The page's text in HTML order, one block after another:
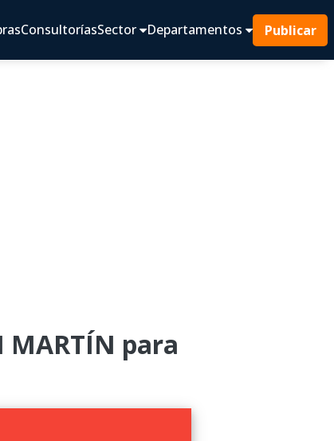
ConsultoríasSector Departamentos Publicar
MARTÍN para